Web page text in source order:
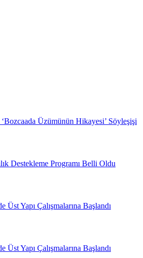
Üzümünün Hikayesi’ Söyleşişi
Destekleme Programı Belli Oldu
Üst Yapı Çalışmalarına Başlandı
Üst Yapı Çalışmalarına Başlandı